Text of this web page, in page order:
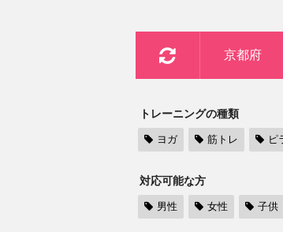
京都府
トレーニングの種類
ヨガ 筋トレ ピ
対応可能な方
男性 女性 子供